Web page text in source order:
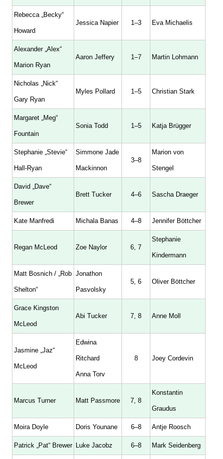
Rebecca „Becky“
Howard
Jessica Napier 1–3 Eva Michaelis
Alexander „Alex“
Marion Ryan
Aaron Jeffery 1–7 Martin Lohmann
Nicholas „Nick“
Gary Ryan
Myles Pollard 1–5 Christian Stark
Margaret „Meg“
Fountain
Sonia Todd 1–5 Katja Brügger
Stephanie „Stevie“
Hall-Ryan
Simmone Jade
Mackinnon
3–8
Marion von
Stengel
David „Dave“
Brewer
Brett Tucker 4–6 Sascha Draeger
Kate Manfredi Michala Banas 4–8 Jennifer Böttcher
Regan McLeod Zoe Naylor 6, 7
Stephanie
Kindermann
Matt Bosnich / „Rob
Shelton“
Jonathon
Pasvolsky
5, 6 Oliver Böttcher
Grace Kingston
McLeod
Abi Tucker 7, 8 Anne Moll
Jasmine „Jaz“
McLeod
Edwina
Ritchard
Anna Torv
8 Joey Cordevin
Marcus Turner Matt Passmore 7, 8
Konstantin
Graudus
Moira Doyle Doris Younane 6–8 Antje Roosch
Patrick „Pat“ Brewer Luke Jacobz 6–8 Mark Seidenberg